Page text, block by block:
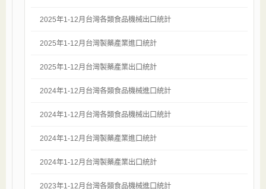
2025年1-12月台灣各類食品機械出口統計
2025年1-12月台灣製藥產業進口統計
2025年1-12月台灣製藥產業出口統計
2024年1-12月台灣各類食品機械進口統計
2024年1-12月台灣各類食品機械出口統計
2024年1-12月台灣製藥產業進口統計
2024年1-12月台灣製藥產業出口統計
2023年1-12月台灣各類食品機械進口統計